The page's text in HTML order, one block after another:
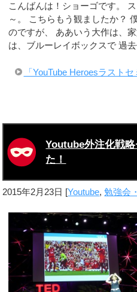
こんばんは！ショーゴです。
～。 こちらもう観ましたか？
のですが、 ああいう大作は、
は、ブルーレイボックスで 過
「YouTube Heroesラスト
Youtube外注化戦
た！
2015年2月23日 [Youtube,勉強会